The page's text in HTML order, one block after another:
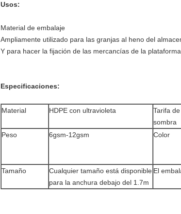
Usos:
Material de embalaje
Ampliamente utilizado para las granjas al heno del
Y para hacer la fijación de las mercancías de la plataforma
Especificaciones:
Material HDPE con ultravioleta
Tarifa
sombra
Peso 6gsm-12gsm Color
Tamaño
Cualquier tamaño está disponible
para la anchura debajo del 1.7m
El